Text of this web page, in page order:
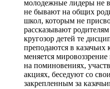
молодежные лидеры не
не бывают на общих
школ, которым не
рассказывают
кругозор детей те
преподаются в казачьих
меняется
на поминовениях,
акциях, беседуют со
закрепленным за